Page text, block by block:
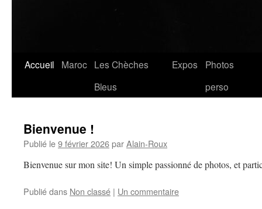
Accueil Maroc Les Chèches
Bleus
Expos
Photos
perso
Bienvenue !
Publié le9 février 2026parAlain-Roux
Bienvenue sur mon site! Un simple passionné de photos, et
Publié dans Non classé | Un commentaire